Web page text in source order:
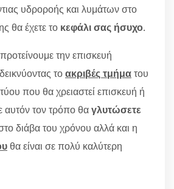
υδροροής και λυμάτων στο
θα έχετε το κεφάλι σας ήσυχο.
την επισκευή
τοακριβές τμήματου
που θα χρειαστεί επισκευή ή
αυτόν τον τρόπο θαγλυτώσετε
διάβα του χρόνου αλλά και η
θα είναι σε πολύ καλύτερη